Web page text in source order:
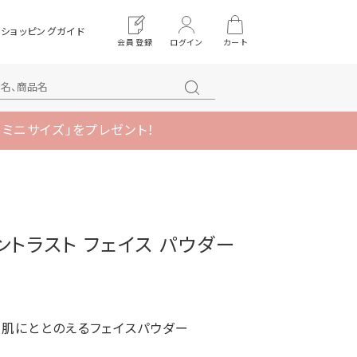
ショッピングガイド
会員登録 ログイン カート
ニサイズ」をプレゼント！
ラスト フェイス パウダー
にととのえるフェイスパウダー